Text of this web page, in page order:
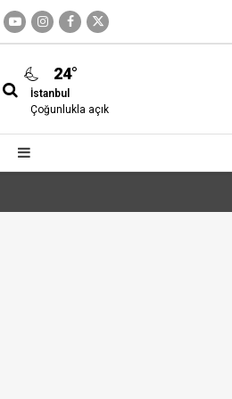
24°
İstanbul
Çoğunlukla açık